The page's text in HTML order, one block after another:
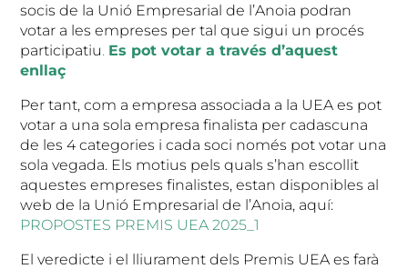
socis de la Unió Empresarial de l’Anoia podran
votar a les empreses per tal que sigui un procés
participatiu. Es pot votar a través d’aquest
enllaç
Per tant, com a empresa associada a la UEA es pot
votar a una sola empresa finalista per cadascuna
de les 4 categories i cada soci només pot votar una
sola vegada. Els motius pels quals s’han escollit
aquestes empreses finalistes, estan disponibles al
web de la Unió Empresarial de l’Anoia, aquí:
PROPOSTES PREMIS UEA 2025_1
El veredicte i el lliurament dels Premis UEA es farà